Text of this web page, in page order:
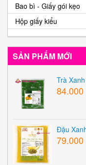
Bao bì - Giấy gói kẹo
Hộp giấy kiểu
SẢN PHẨM MỚI
Trà
Đậu